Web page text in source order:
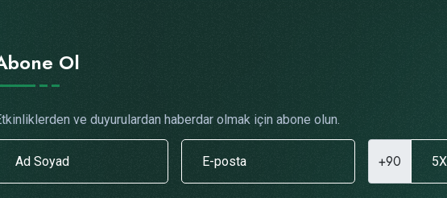
Ol
ve duyurulardan haberdar olmak için abone olun.
+90